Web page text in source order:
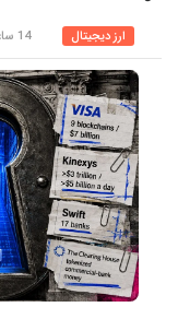
ارز دیجیتال 14 ساعت پیش